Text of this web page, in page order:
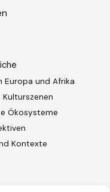
Europa und Afrika
Ökosysteme
Kontexte